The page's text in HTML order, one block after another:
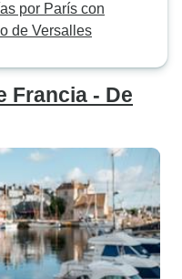
por París con
de Versalles
Francia - De